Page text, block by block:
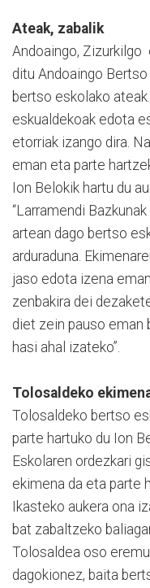
Ateak, zabalik
Andoaingo, Zizurkilgo
ditu Andoaingo Bertso
bertso eskolako
eskualdekoak edota
etorriak izango dira.
eman eta parte
Ion Belokik hartu du
“Larramendi
artean dago bertso
arduraduna.
jaso edota izena
zenbakira dei
diet zein pauso eman
hasi ahal izateko”.
Tolosaldeko
Tolosaldeko bertso
parte hartuko du Ion
Eskolaren ordezkari
ekimena da eta parte
Ikasteko aukera ona
bat zabaltzeko
Tolosaldea oso
dagokionez, baita